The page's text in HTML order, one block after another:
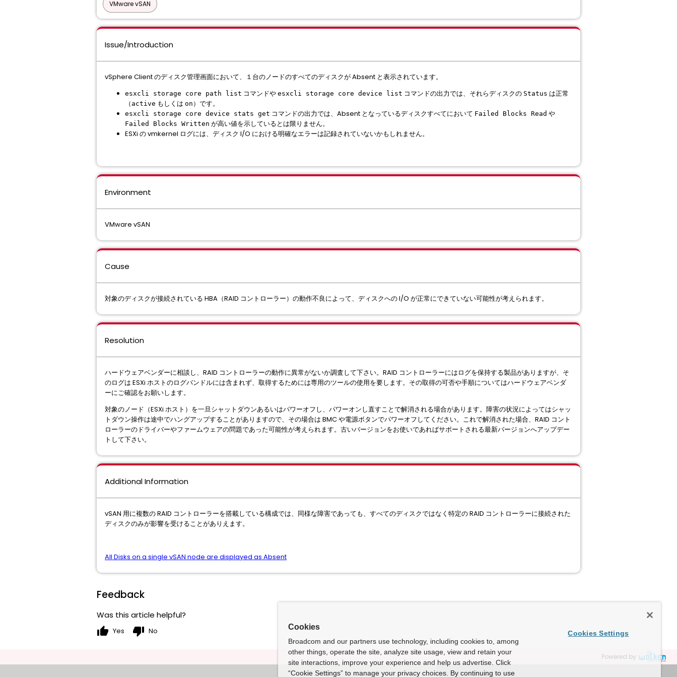
VMware vSAN
Issue/Introduction
vSphere Client のディスク管理画面において、１台のノードのすべてのディスクが Absent と表示されています。
esxcli storage core path list コマンドや esxcli storage core device list コマンドの出力では、それらディスクの Status は正常
（ active もしくは on ）です。
esxcli storage core device stats get コマンドの出力では、Absent となっているディスクすべてにおいて Failed Blocks Read や
Failed Blocks Written が高い値を示しているとは限りません。
ESXi の vmkernel ログには、ディスク I/O における明確なエラーは記録されていないかもしれません。
Environment
VMware vSAN
Cause
対象のディスクが接続されている HBA（RAID コントローラー）の動作不良によって、ディスクへの I/O が正常にできていない可能性が考えられます。
Resolution
ハードウェアベンダーに相談し、RAID コントローラーの動作に異常がないか調査して下さい。RAID コントローラーにはログを保持する製品がありますが、そ
のログは ESXi ホストのログバンドルには含まれず、取得するためには専用のツールの使用を要します。その取得の可否や手順についてはハードウェアベンダ
ーにご確認をお願いします。
対象のノード（ESXi ホスト）を一旦シャットダウンあるいはパワーオフし、パワーオンし直すことで解消される場合があります。障害の状況によってはシャッ
トダウン操作は途中でハングアップすることがありますので、その場合は BMC や電源ボタンでパワーオフしてください。これで解消された場合、RAID コント
ローラーのドライバーやファームウェアの問題であった可能性が考えられます。古いバージョンをお使いであればサポートされる最新バージョンへアップデー
トして下さい。
Additional Information
vSAN 用に複数の RAID コントローラーを搭載している構成では、同様な障害であっても、すべてのディスクではなく特定の RAID コントローラーに接続された
ディスクのみが影響を受けることがありえます。
All Disks on a single vSAN node are displayed as Absent
Feedback
Was this article helpful?
thumb_up Yes thumb_down No
Powered by
Cookies
Broadcom and our partners use technology, including cookies to, among
other things, operate the site, analyze site usage, view and retain your
site interactions, improve your experience and help us advertise. Click
“Cookie Settings” to manage your privacy choices. By continuing to use
Cookies Settings